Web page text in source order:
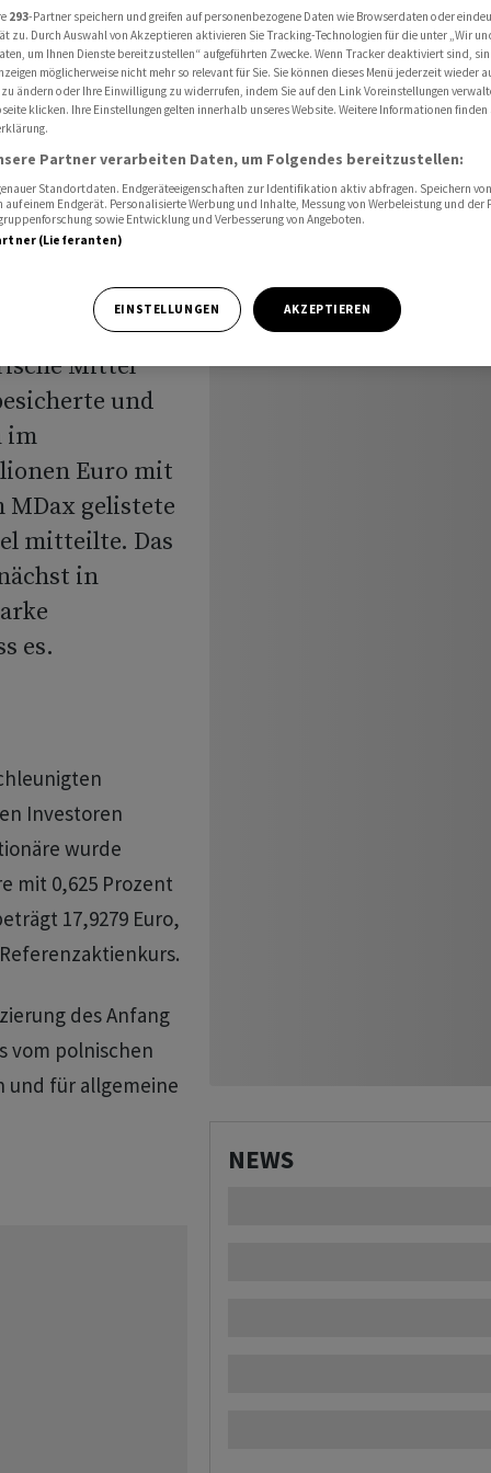
sich durch
Mittel
und
im
Euro mit
MDax gelistete
mitteilte. Das
in
es.
Investoren
wurde
mit 0,625 Prozent
17,9279 Euro,
des Anfang
vom polnischen
und für allgemeine
NEWS
293-Partner speichern und greifen auf personenbezogene Daten wie Browserdaten oder
zu. Durch Auswahl von Akzeptieren aktivieren Sie Tracking-Technologien für die unter „Wir
um Ihnen Dienste bereitzustellen“ aufgeführten Zwecke. Wenn Tracker deaktiviert sind,
möglicherweise nicht mehr so relevant für Sie. Sie können dieses Menü jederzeit wieder
ändern oder Ihre Einwilligung zu widerrufen, indem Sie auf den Link Voreinstellungen
klicken. Ihre Einstellungen gelten innerhalb unseres Website. Weitere Informationen finden
Partner verarbeiten Daten, um Folgendes bereitzustellen:
Standortdaten. Endgeräteeigenschaften zur Identifikation aktiv abfragen. Speichern
einem Endgerät. Personalisierte Werbung und Inhalte, Messung von Werbeleistung und der
sowie Entwicklung und Verbesserung von Angeboten.
(Lieferanten)
EINSTELLUNGEN AKZEPTIEREN